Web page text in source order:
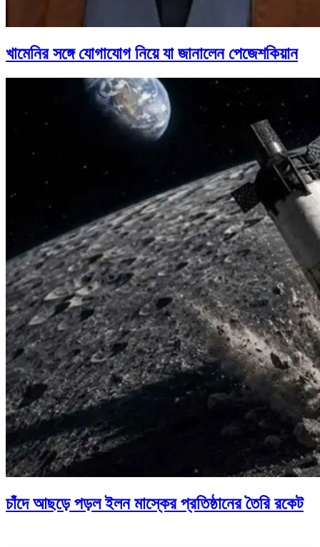
খামেনির সঙ্গে যোগাযোগ নিয়ে যা জানালেন পেজেশকিয়ান
চাঁদে আছড়ে পড়ল ইলন মাস্কের প্রতিষ্ঠানের তৈরি রকেট